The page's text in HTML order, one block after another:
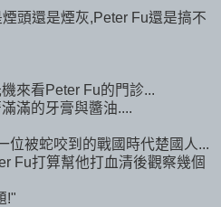
頭還是煙灰,Peter Fu還是搞不
來看Peter Fu的門診...
滿的牙膏與醬油....
位被蛇咬到的戰國時代楚國人...
Fu打算幫他打血清後觀察幾個
!"